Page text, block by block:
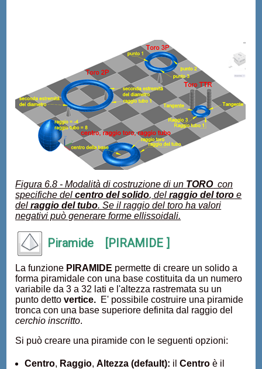
Figura 6.8 - Modalità di costruzione di un TOROcon
specifiche delcentro del solido, delraggio del toro e
delraggio del tubo. Se il raggio del toro ha valori
negativi può generare forme ellissoidali.
Piramide [PIRAMIDE ]
La funzione PIRAMIDE permette di creare un solido a
forma piramidale con una base costituita da un numero
variabile da 3 a 32 lati e l'altezza rastremata su un
punto dettovertice. E' possibile costruire una piramide
tronca con una base superiore definita dal raggio del
cerchio inscritto.
Si può creare una piramide con le seguenti opzioni:
Centro, Raggio,Altezza (default): ilCentro è il